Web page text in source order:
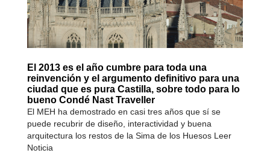
El 2013 es el año cumbre para toda una
reinvención y el argumento definitivo para una
ciudad que es pura Castilla, sobre todo para lo
bueno Condé Nast Traveller
El MEH ha demostrado en casi tres años que sí se
puede recubrir de diseño, interactividad y buena
arquitectura los restos de la Sima de los Huesos Leer
Noticia